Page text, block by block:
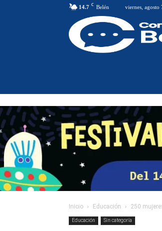
14.7 C Belén viernes, agosto
Inicio Educación 250
Educación Sin categoría